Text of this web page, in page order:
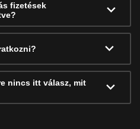
fizetések
nincs itt válasz, mit